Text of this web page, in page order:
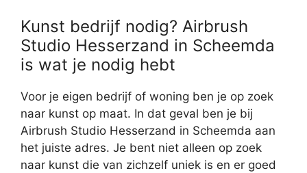
Kunst bedrijf nodig? Airbrush
Studio Hesserzand in Scheemda
is wat je nodig hebt
Voor je eigen bedrijf of woning ben je op zoek
naar kunst op maat. In dat geval ben je bij
Airbrush Studio Hesserzand in Scheemda aan
het juiste adres. Je bent niet alleen op zoek
naar kunst die van zichzelf uniek is en er goed